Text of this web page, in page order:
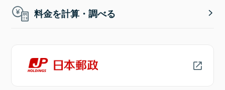
料金を計算・調べる